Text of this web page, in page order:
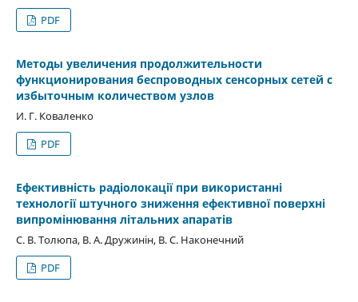
PDF
Методы увеличения продолжительности
функционирования беспроводных сенсорных сетей с
избыточным количеством узлов
И. Г. Коваленко
PDF
Ефективність радіолокації при використанні
технології штучного зниження ефективної поверхні
випромінювання літальних апаратів
С. В. Толюпа, В. А. Дружинін, В. С. Наконечний
PDF